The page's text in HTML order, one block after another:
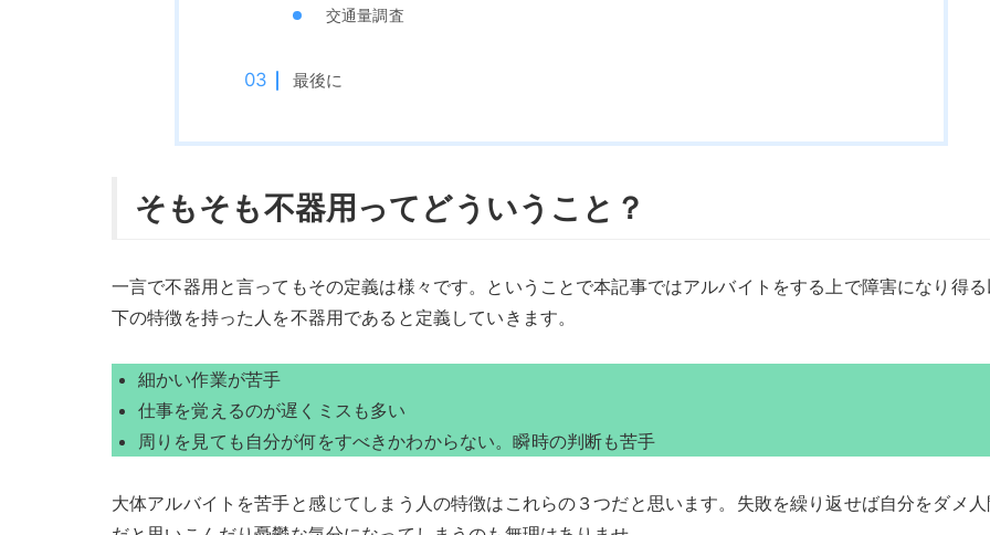
交通量調査
最後に
そもそも不器用ってどういうこと？
一言で不器用と言ってもその定義は様々です。ということで本記事ではアルバイトをする上で障害になり得
下の特徴を持った人を不器用であると定義していきます。
細かい作業が苦手
仕事を覚えるのが遅くミスも多い
周りを見ても自分が何をすべきかわからない。瞬時の判断も苦手
大体アルバイトを苦手と感じてしまう人の特徴はこれらの３つだと思います。失敗を繰り返せば自分をダメ